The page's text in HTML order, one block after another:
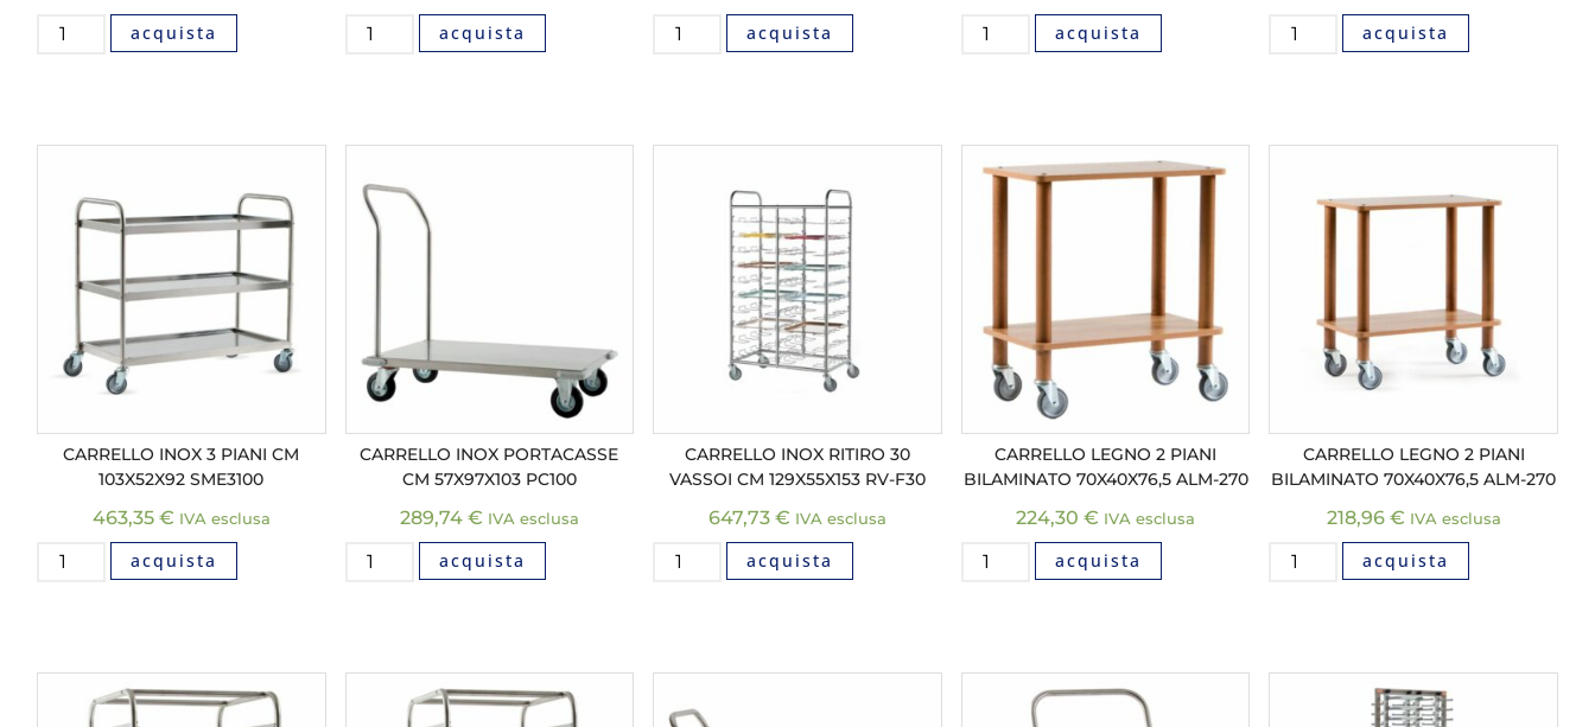
acquista acquista acquista acquista acquista
CARRELLO INOX 3 PIANI CM
103X52X92 SME3100
463,35 € IVA esclusa
acquista
CARRELLO INOX PORTACASSE
CM 57X97X103 PC100
289,74 € IVA esclusa
acquista
CARRELLO INOX RITIRO 30
VASSOI CM 129X55X153 RV-F30
647,73 € IVA esclusa
acquista
CARRELLO LEGNO 2 PIANI
BILAMINATO 70X40X76,5 ALM-270
224,30€ IVA esclusa
acquista
CARRELLO LEGNO 2 PIANI
BILAMINATO 70X40X76,5 ALM-270
218,96 € IVA esclusa
acquista